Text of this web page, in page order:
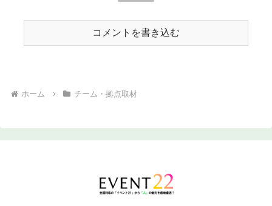
コメントを書き込む
ホーム チーム・拠点取材